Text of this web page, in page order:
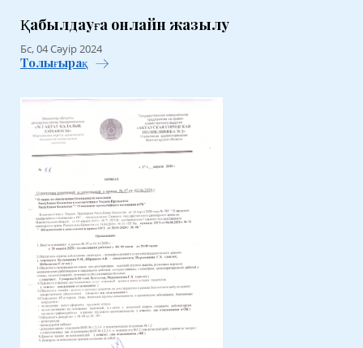
Қабылдауға онлайн жазылу
Бс, 04 Сәуір 2024
Толығырақ